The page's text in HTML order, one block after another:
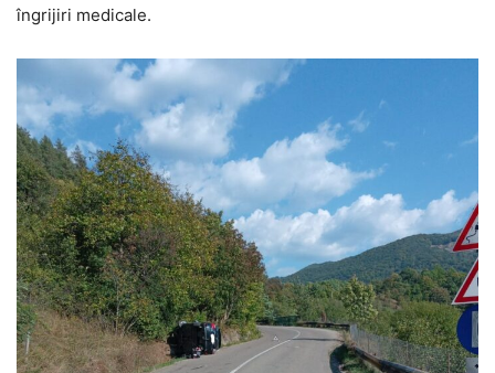
îngrijiri medicale.